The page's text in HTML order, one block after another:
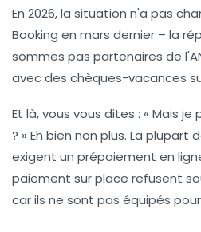
En 2026, la situation n'a pas
Booking en mars dernier – la
sommes pas partenaires de
avec des chèques-vacances
Et là, vous vous dites : « Mais
? » Eh bien non plus. La
exigent un prépaiement en
paiement sur place refusent
car ils ne sont pas équipés